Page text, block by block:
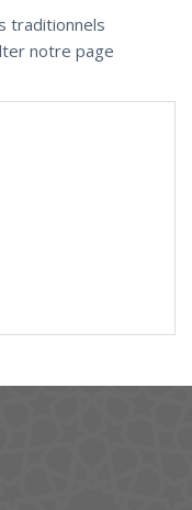
traditionnels
notre page